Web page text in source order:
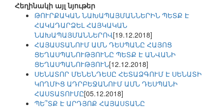
Հեղինակի այլ նյութեր
ԹՈՒՐՔԱԿԱՆ ՆԱԽԱՊԱՅՄԱՆՆԵՐԻՆ ՊԵՏՔ Է
ՀԱԿԱԴԱՐՁԵԼ ՀԱՅԿԱԿԱՆ
ՆԱԽԱՊԱՅՄԱՆՆԵՐՈՎ[19.12.2018]
ՀԱՅԱՍՏԱՆՈՒՄ ԱՄՆ ԴԵՍՊԱՆԸ ՀԱՅՈՑ
ՑԵՂԱՍՊԱՆՈՒԹՅՈՒՆԸ ՊԵՏՔ Է ԱՆՎԱՆԻ
ՑԵՂԱՍՊԱՆՈՒԹՅՈՒՆ[12.12.2018]
ՍԵՆԱՏՈՐ ՄԵՆԵՆԴԵՍԸ ՀԵՏԱՁԳՈՒՄ Է ՍԵՆԱՏԻ
ԿՈՂՄԻՑ ԱԴՐԲԵՋԱՆՈՒՄ ԱՄՆ ԴԵՍՊԱՆԻ
ՀԱՍՏԱՏՈՒՄԸ[05.12.2018]
ՊԵ՞ՏՔ Է ԱՐԴՅՈՔ ՀԱՅԱՍՏԱՆԸ